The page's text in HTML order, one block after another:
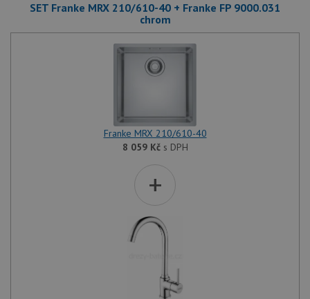
SET Franke MRX 210/610-40 + Franke FP 9000.031
chrom
Franke MRX 210/610-40
8 059 Kčs DPH
+